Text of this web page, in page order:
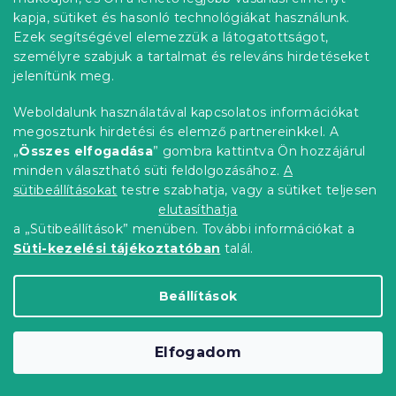
kapja, sütiket és hasonló technológiákat használunk.
Ezek segítségével elemezzük a látogatottságot,
személyre szabjuk a tartalmat és releváns hirdetéseket
jelenítünk meg.
Weboldalunk használatával kapcsolatos információkat
megosztunk hirdetési és elemző partnereinkkel. A
„Összes elfogadása” gombra kattintva Ön hozzájárul
minden választható süti feldolgozásához. A
sütibeállításokat testre szabhatja, vagy a sütiket teljesen
elutasíthatja
a „Sütibeállítások” menüben. További információkat a
Süti-kezelési tájékoztatóban talál.
Beállítások
Elfogadom
114 166 Ft-tól Bővebben
Kedvezménykupon
-10% "MINUSZ10"
Gyerekmatrac EASYSOFT 10 cm 80x160